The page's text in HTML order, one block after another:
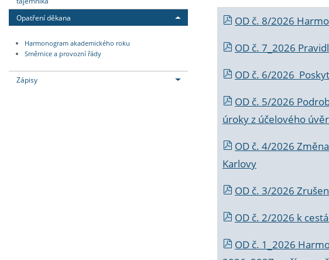
Opatření děkana
Harmonogram akademického roku
Směrnice a provozní řády
Zápisy
OD č. 8/2026
OD č. 7_2026
OD č. 6/2026
OD č. 5/2026
úroky z účelového
OD č. 4/2026
Karlovy
OD č. 3/2026
OD č. 2/2026 k
OD č. 1_2026